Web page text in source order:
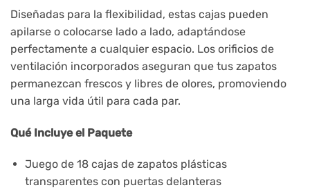
Diseñadas para la flexibilidad, estas cajas pueden
apilarse o colocarse lado a lado, adaptándose
perfectamente a cualquier espacio. Los orificios de
ventilación incorporados aseguran que tus zapatos
permanezcan frescos y libres de olores, promoviendo
una larga vida útil para cada par.
Qué Incluye el Paquete
Juego de 18 cajas de zapatos plásticas
transparentes con puertas delanteras